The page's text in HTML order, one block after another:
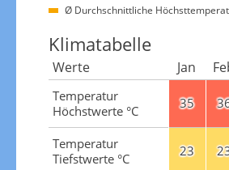
Ø Durchschnittliche
Klimatabelle
Werte Jan
Temperatur
Höchstwerte °C
35
Temperatur
Tiefstwerte °C
23